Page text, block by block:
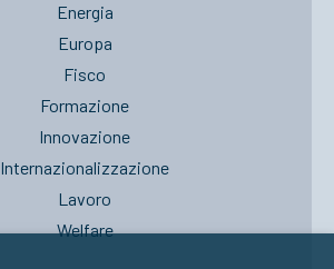
Energia
Europa
Fisco
Formazione
Innovazione
Internazionalizzazione
Lavoro
Welfare